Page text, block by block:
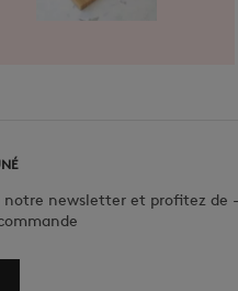
notre newsletter et profitez de